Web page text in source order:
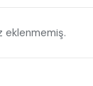
eklenmemiş.